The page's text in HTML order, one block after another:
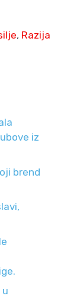
, Razija
iz
brend